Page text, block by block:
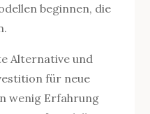
beginnen, die
Alternative und
für neue
wenig Erfahrung